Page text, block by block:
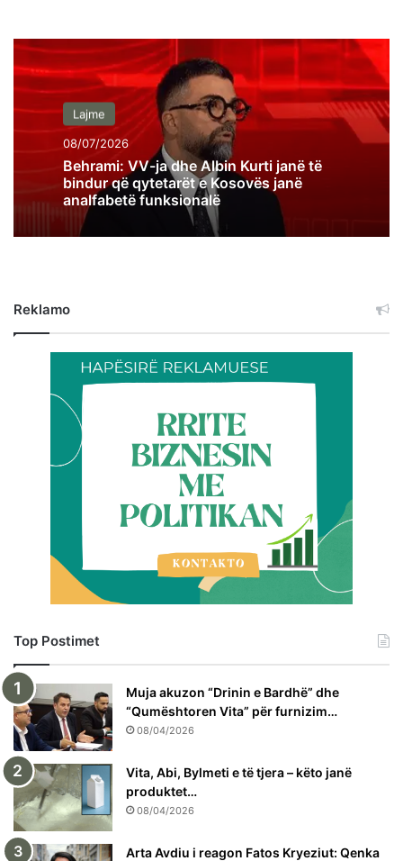
Lajme
08/07/2026
Behrami: VV-ja dhe Albin Kurti janë të
bindur që qytetarët e Kosovës janë
analfabetë funksionalë
Reklamo
Top Postimet
Muja akuzon “Drinin e Bardhë” dhe
“Qumështoren Vita” për furnizim…
08/04/2026
Vita, Abi, Bylmeti e të tjera – këto janë
produktet…
08/04/2026
Arta Avdiu i reagon Fatos Kryeziut: Qenka